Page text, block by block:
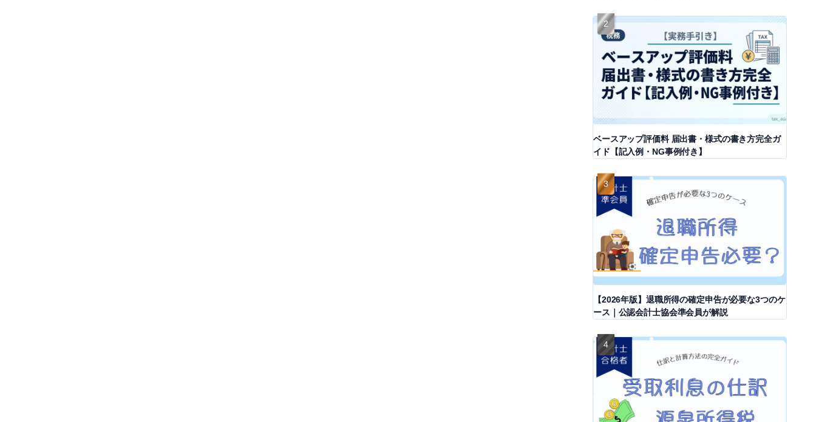
ベースアップ評価料 届出書・様式の書き方完全ガ
イド【記入例・NG事例付き】
【2026年版】退職所得の確定申告が必要な3つのケ
ース｜公認会計士協会準会員が解説